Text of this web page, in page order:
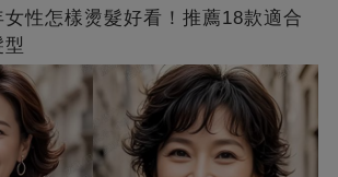
性怎樣燙髮好看！推薦18款適合